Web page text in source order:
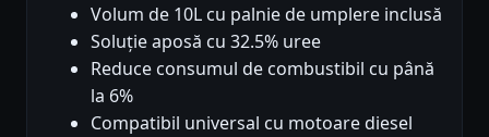
Volum de 10L cu palnie de umplere inclusă
Soluție aposă cu 32.5% uree
Reduce consumul de combustibil cu până
la 6%
Compatibil universal cu motoare diesel